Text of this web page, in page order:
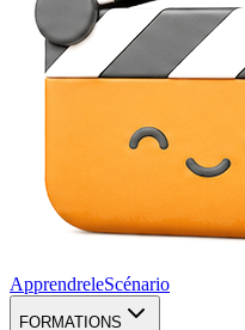
ApprendreleScénario
FORMATIONS